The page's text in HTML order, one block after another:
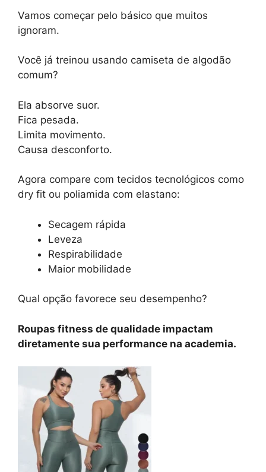
Vamos começar pelo básico que muitos
ignoram.
Você já treinou usando camiseta de algodão
comum?
Ela absorve suor.
Fica pesada.
Limita movimento.
Causa desconforto.
Agora compare com tecidos tecnológicos como
dry fit ou poliamida com elastano:
Secagem rápida
Leveza
Respirabilidade
Maior mobilidade
Qual opção favorece seu desempenho?
Roupas fitness de qualidade impactam
diretamente sua performance na academia.